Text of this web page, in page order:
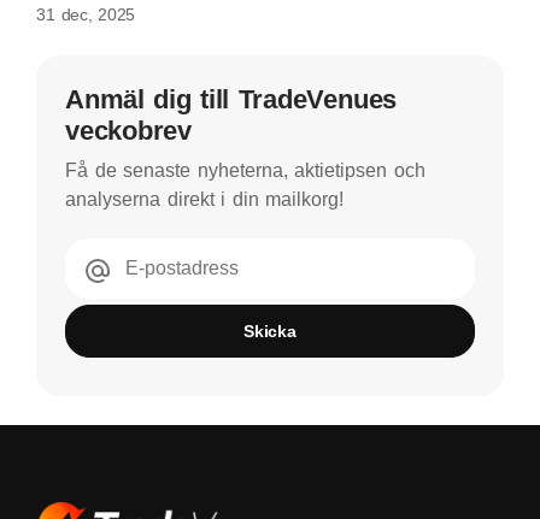
31 dec, 2025
Anmäl dig till TradeVenues
veckobrev
Få de senaste nyheterna, aktietipsen och
analyserna direkt i din mailkorg!
E-postadress
Skicka